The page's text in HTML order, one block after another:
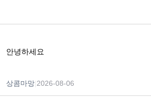
안녕하세요
상콤마망 2026-08-06